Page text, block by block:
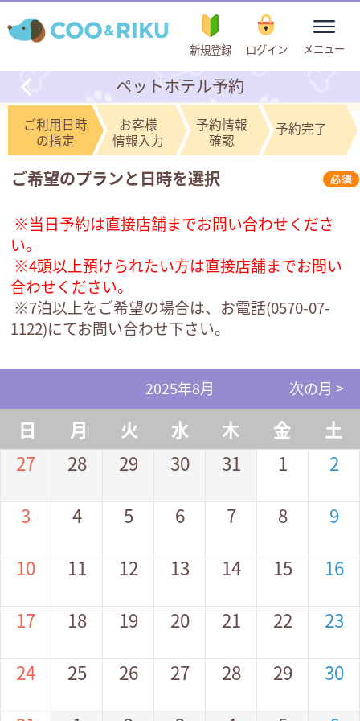
新規登録 ログイン
toggle
メニュー
ペットホテル予約
ご利用日時
の指定
お客様
情報入力
予約情報
確認
予約完了
ご希望のプランと日時を選択
※当日予約は直接店舗までお問い合わせくださ
い。
※4頭以上預けられたい方は直接店舗までお問い
合わせください。
※7泊以上をご希望の場合は、お電話(0570-07-
1122)にてお問い合わせ下さい。
2025年8月 次の月 >
日 月 火 水 木 金
土
27
28 29 30 31 1 2
3 4 5 6 7 8 9
10 11 12 13 14 15 16
17 18 19 20 21 22 23
24 25 26 27 28 29 30